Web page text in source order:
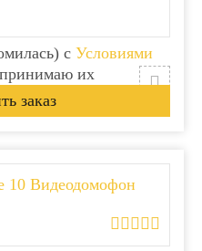
с Условиями
их